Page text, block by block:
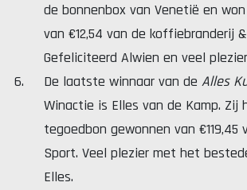
de bonnenbox van Venetië en
van €12,54 van de koffiebranderij
Gefeliciteerd Alwien en veel
De laatste winnaar van de Alles
Winactie is Elles van de Kamp. Zij
tegoedbon gewonnen van €119,45
Sport. Veel plezier met het
Elles.